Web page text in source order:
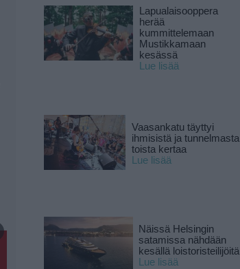
Lapualaisooppera
herää
kummittelemaan
Mustikkamaan
kesässä
Lue lisää
Vaasankatu täyttyi
ihmisistä ja tunnelmasta
toista kertaa
Lue lisää
Näissä Helsingin
satamissa nähdään
kesällä loistoristeilijöitä
Lue lisää